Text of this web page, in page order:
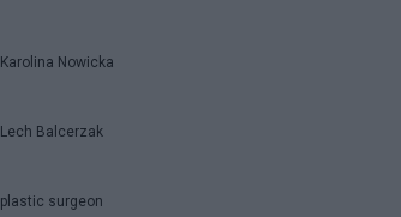
Karolina Nowicka
Lech Balcerzak
plastic surgeon